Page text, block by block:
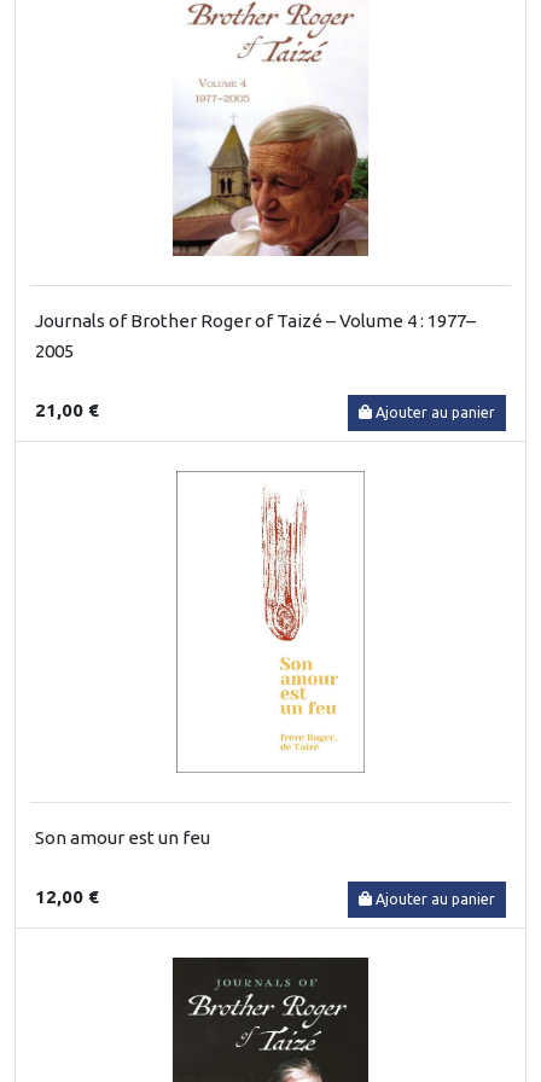
Journals of Brother Roger of Taizé – Volume 4 : 1977–
2005
21,00 € Ajouter au panier
Son amour est un feu
12,00 € Ajouter au panier